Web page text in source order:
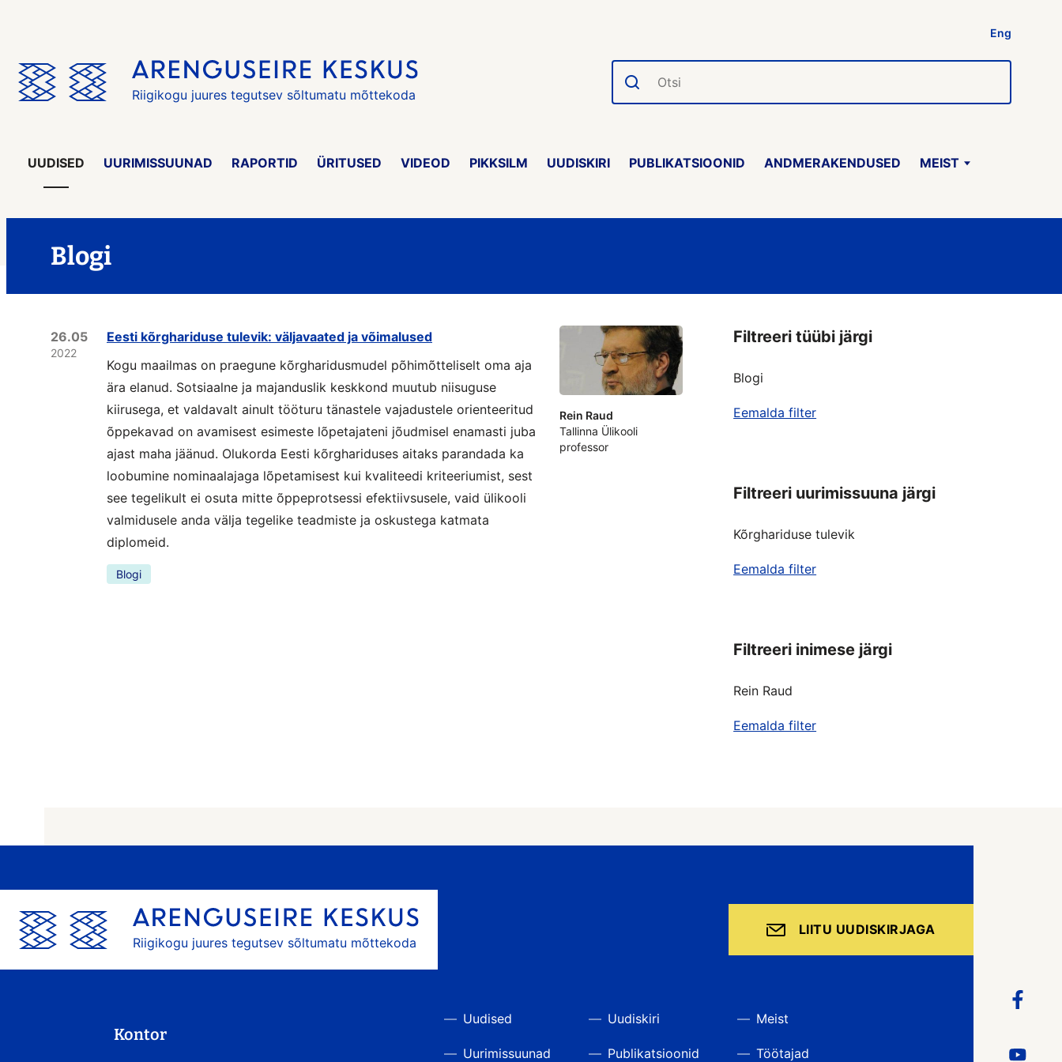
Eng
Riigikogu juures tegutsev sõltumatu mõttekoda
Otsi
UUDISED UURIMISSUUNAD RAPORTID ÜRITUSED VIDEOD PIKKSILM UUDISKIRI PUBLIKATSIOONID ANDMERAKENDUSED MEIST
Blogi
26.05
2022
Eesti kõrghariduse tulevik: väljavaated ja võimalused
Kogu maailmas on praegune kõrgharidusmudel põhimõtteliselt oma aja
ära elanud. Sotsiaalne ja majanduslik keskkond muutub niisuguse
kiirusega, et valdavalt ainult tööturu tänastele vajadustele orienteeritud
õppekavad on avamisest esimeste lõpetajateni jõudmisel enamasti juba
ajast maha jäänud. Olukorda Eesti kõrghariduses aitaks parandada ka
loobumine nominaalajaga lõpetamisest kui kvaliteedi kriteeriumist, sest
see tegelikult ei osuta mitte õppeprotsessi efektiivsusele, vaid ülikooli
valmidusele anda välja tegelike teadmiste ja oskustega katmata
diplomeid.
Blogi
Rein Raud
Tallinna Ülikooli
professor
Filtreeri tüübi järgi
Blogi
Eemalda filter
Filtreeri uurimissuuna järgi
Kõrghariduse tulevik
Eemalda filter
Filtreeri inimese järgi
Rein Raud
Eemalda filter
Riigikogu juures tegutsev sõltumatu mõttekoda
LIITU UUDISKIRJAGA
Kontor
Uudised
Uurimissuunad
Uudiskiri
Publikatsioonid
Meist
Töötajad